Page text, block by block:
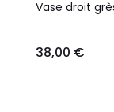
38,00 €
Couleurs